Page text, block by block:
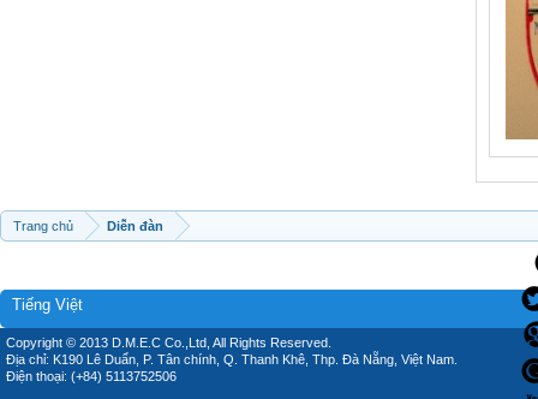
Trang chủ Diễn đàn
Tiếng Việt
Copyright © 2013 D.M.E.C Co.,Ltd, All Rights Reserved.
Địa chỉ: K190 Lê Duẩn, P. Tân chính, Q. Thanh Khê, Thp. Đà Nẵng, Việt Nam.
Điện thoại: (+84) 5113752506